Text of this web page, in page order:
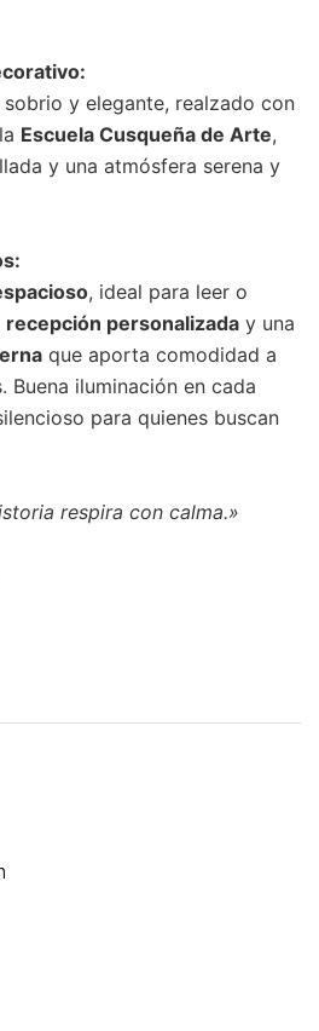
sobrio y elegante, realzado con
Escuela Cusqueña de Arte,
y una atmósfera serena y
, ideal para leer o
recepción personalizada y una
que aporta comodidad a
Buena iluminación en cada
para quienes buscan
respira con calma.»